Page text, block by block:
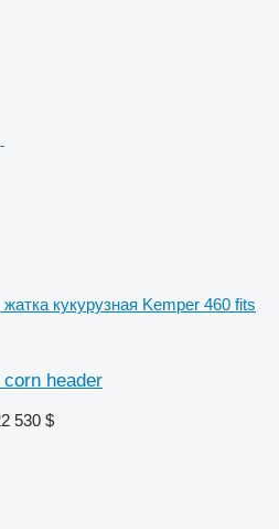
жатка кукурузная Kemper 460 fits
header
530 $